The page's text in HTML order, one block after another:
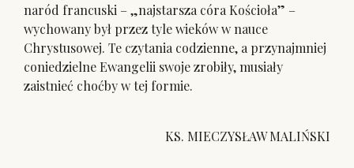
naród francuski – „najstarsza córa Kościoła” –
wychowany był przez tyle wieków w nauce
Chrystusowej. Te czytania codzienne, a przynajmniej
coniedzielne Ewangelii swoje zrobiły, musiały
zaistnieć choćby w tej formie.
KS. MIECZYSŁAW MALIŃSKI